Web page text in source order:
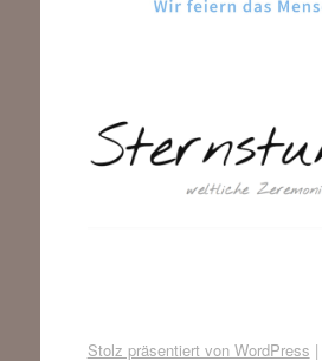
Stolz präsentiert von WordPress |